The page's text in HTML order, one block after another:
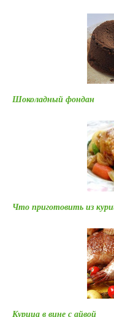
Шоколадный фондан
Что приготовить из
Курица в вине с айвой